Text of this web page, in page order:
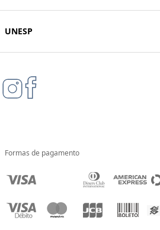
UNESP
Formas de pagamento